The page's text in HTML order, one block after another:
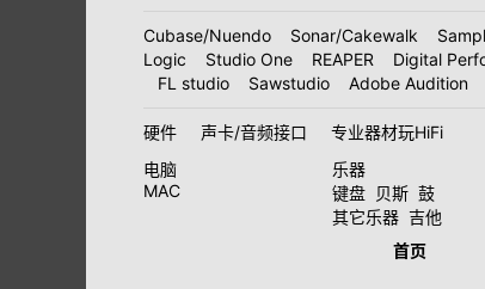
Cubase/Nuendo Sonar/Cakewalk
Logic
Studio One REAPER Digital
FL studio
Sawstudio Adobe Audition
硬件 声卡/音频接口
专业器材玩HiFi
电脑
MAC
乐器
键盘 贝斯 鼓
其它乐器 吉他
首页